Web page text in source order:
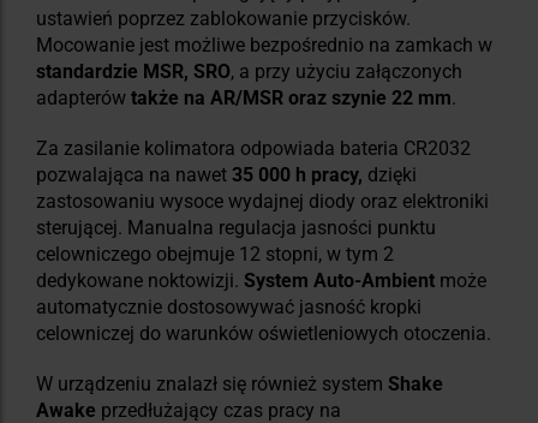
ustawień poprzez zablokowanie przycisków.
Mocowanie jest możliwe bezpośrednio na zamkach w
standardzie MSR, SRO, a przy użyciu załączonych
adapterów także na AR/MSR oraz szynie 22 mm.
Za zasilanie kolimatora odpowiada bateria CR2032
pozwalająca na nawet 35 000 h pracy, dzięki
zastosowaniu wysoce wydajnej diody oraz elektroniki
sterującej. Manualna regulacja jasności punktu
celowniczego obejmuje 12 stopni, w tym 2
dedykowane noktowizji. System Auto-Ambient może
automatycznie dostosowywać jasność kropki
celowniczej do warunków oświetleniowych otoczenia.
W urządzeniu znalazł się również system Shake
Awake przedłużający czas pracy na